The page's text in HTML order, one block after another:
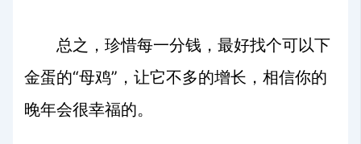
总之，珍惜每一分钱，最好找个可以下
金蛋的“母鸡”，让它不多的增长，相信你的
晚年会很幸福的。